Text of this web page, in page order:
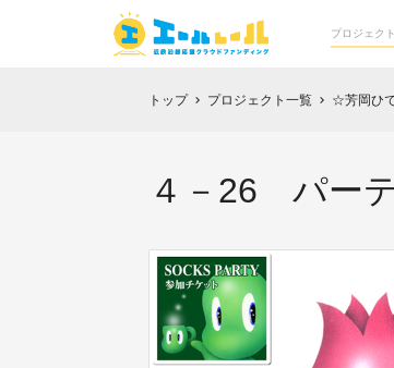
トップ chevron_right プロジェクト一覧 chevron_right ☆芳岡ひ
４－26 パー